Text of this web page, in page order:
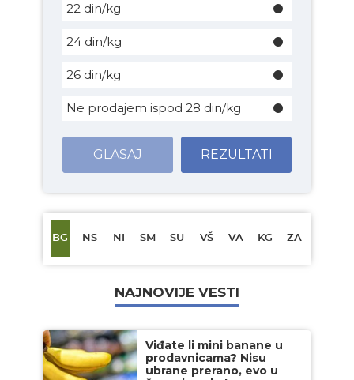
22 din/kg
24 din/kg
26 din/kg
Ne prodajem ispod 28 din/kg
GLASAJ REZULTATI
BG NS NI SM SU VŠ VA KG ZA
NAJNOVIJE VESTI
Viđate li mini banane u
prodavnicama? Nisu
ubrane prerano, evo u